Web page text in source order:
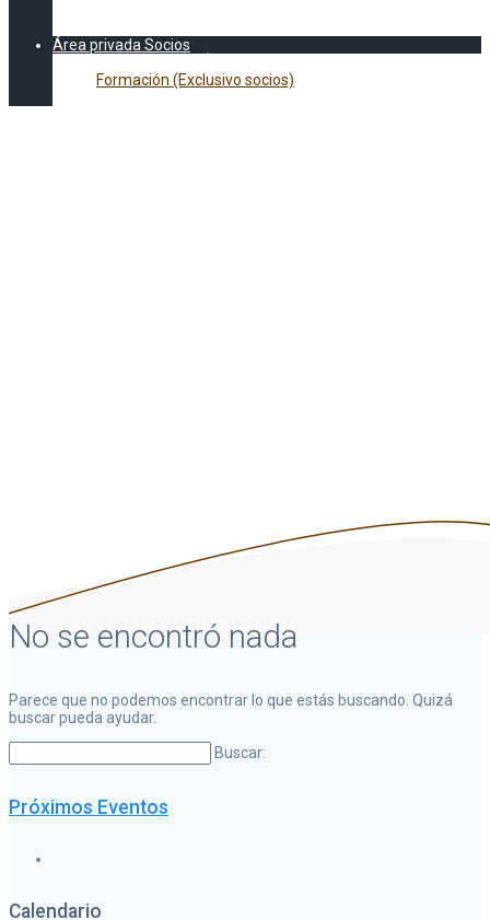
Área privada Socios
Formación (Exclusivo socios)
No se encontró nada
Parece que no podemos encontrar lo que estás buscando. Quizá
buscar pueda ayudar.
Buscar:
Próximos Eventos
Calendario